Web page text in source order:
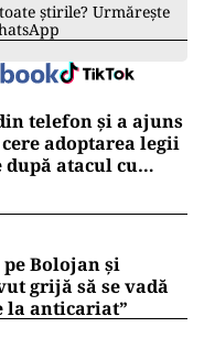
știrile? Urmărește
telefon și a ajuns
adoptarea legii
atacul cu
pe Bolojan și
grijă să se vadă
la anticariat”